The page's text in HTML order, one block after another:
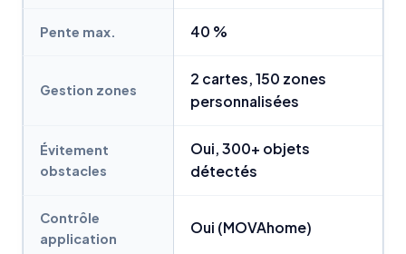
Pente max. 40 %
Gestion zones
2 cartes, 150 zones
personnalisées
Évitement
obstacles
Oui, 300+ objets
détectés
Contrôle
application
Oui (MOVAhome)